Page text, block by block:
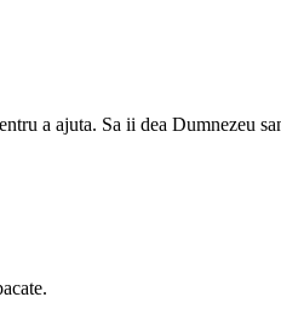
a ajuta. Sa ii dea Dumnezeu